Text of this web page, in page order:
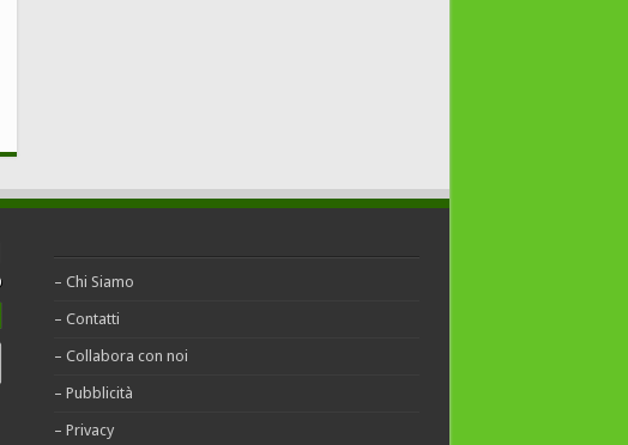
– Chi Siamo
– Contatti
– Collabora con noi
– Pubblicità
– Privacy